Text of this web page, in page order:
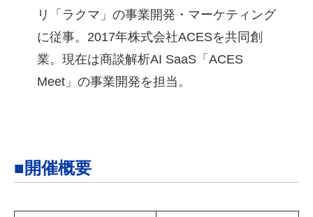
リ「ラクマ」の事業開発・マーケティング
に従事。2017年株式会社ACESを共同創
業。現在は商談解析AI SaaS「ACES
Meet」の事業開発を担当。
■開催概要